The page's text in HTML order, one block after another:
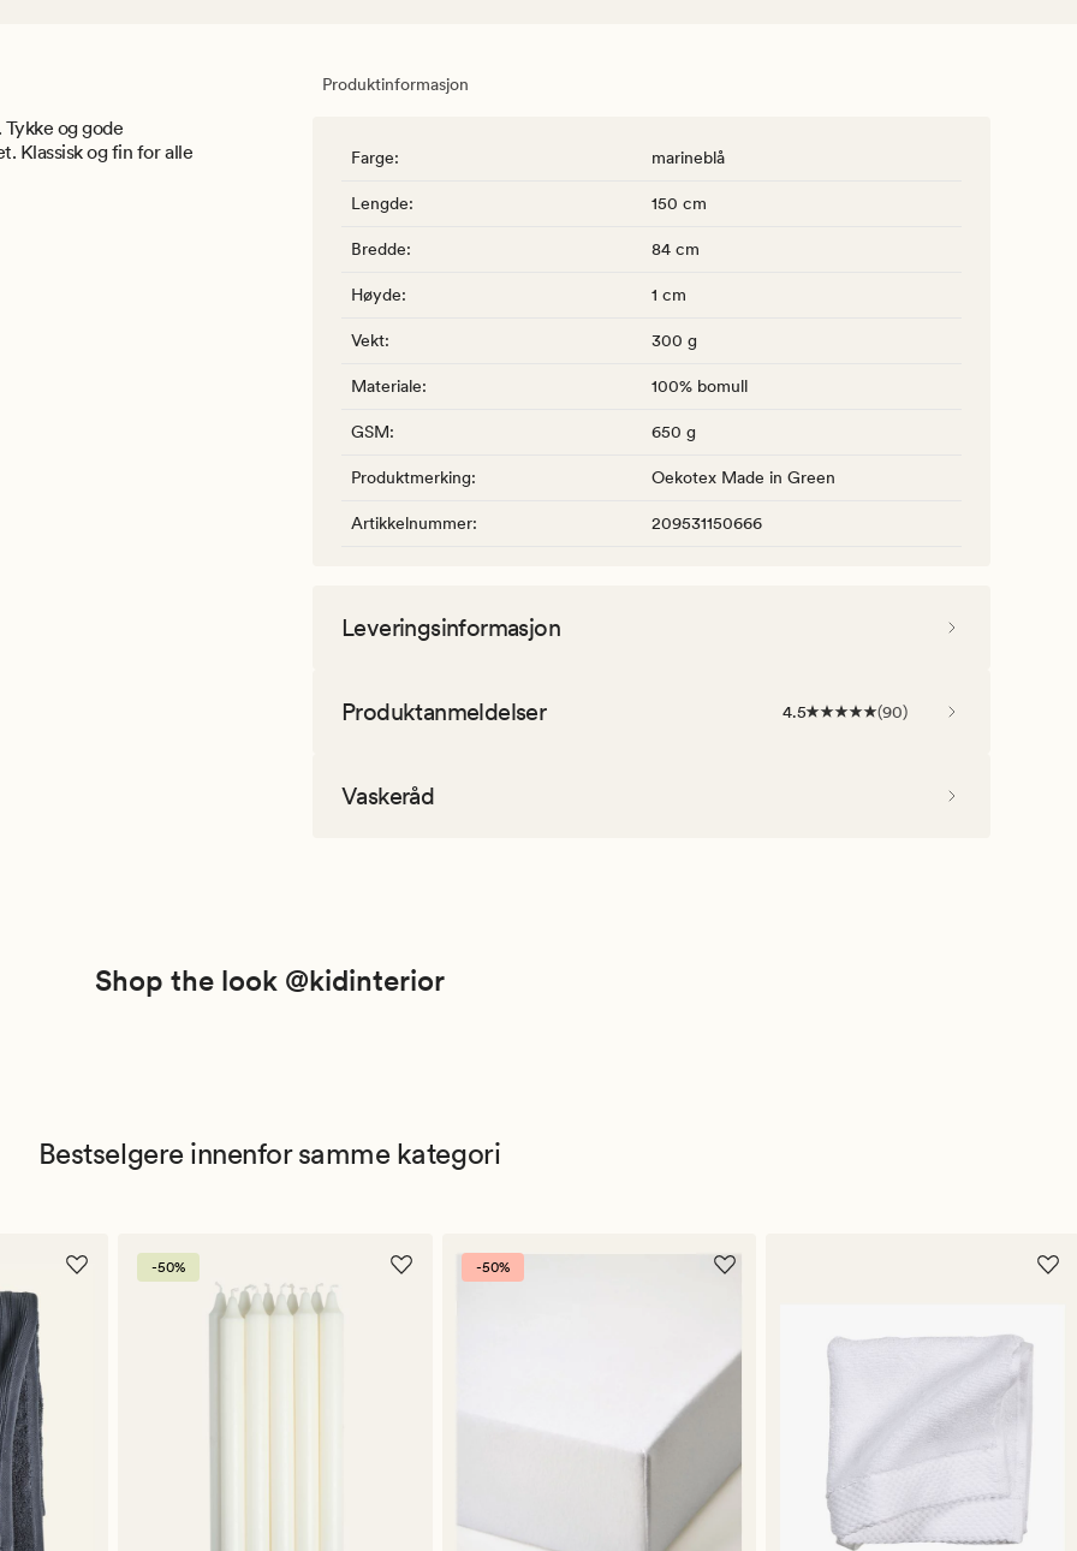
og gode
Klassisk og fin for alle
Produktinformasjon
Farge: marineblå
Lengde: 150 cm
Bredde: 84 cm
Høyde: 1 cm
Vekt: 300 g
Materiale: 100% bomull
GSM: 650 g
Produktmerking: Oekotex Made in Green
Artikkelnummer: 209531150666
Leveringsinformasjon
Produktanmeldelser 4.5 (90)
Vaskeråd
Shop the look @kidinterior
Bestselgere innenfor samme kategori
-50% -50%